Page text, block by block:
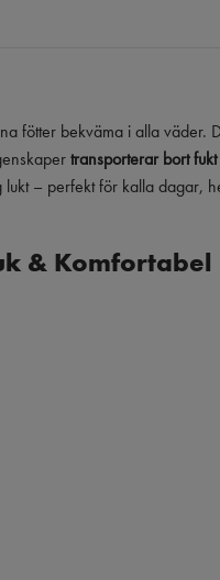
fötter bekväma i alla väder.
transport­erar bort fukt
lukt – perfekt för kalla dagar,
& Komfortabel